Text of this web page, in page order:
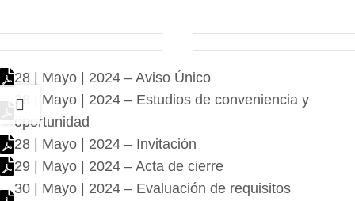
28 | Mayo | 2024 – Aviso Único
28 | Mayo | 2024 – Estudios de conveniencia y
oportunidad
28 | Mayo | 2024 – Invitación
29 | Mayo | 2024 – Acta de cierre
30 | Mayo | 2024 – Evaluación de requisitos